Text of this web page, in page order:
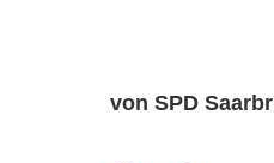
von SPD